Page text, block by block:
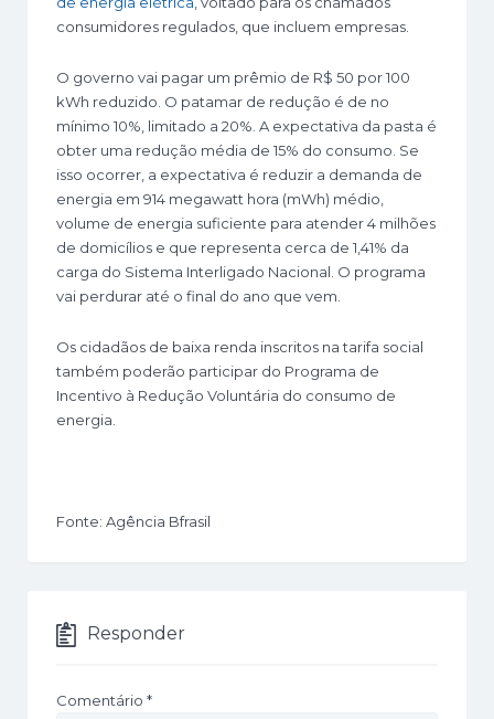
consumidores regulados, que incluem empresas.
O governo vai pagar um prêmio de R$ 50 por 100
kWh reduzido. O patamar de redução é de no
mínimo 10%, limitado a 20%. A expectativa da pasta é
obter uma redução média de 15% do consumo. Se
isso ocorrer, a expectativa é reduzir a demanda de
energia em 914 megawatt hora (mWh) médio,
volume de energia suficiente para atender 4 milhões
de domicílios e que representa cerca de 1,41% da
carga do Sistema Interligado Nacional. O programa
vai perdurar até o final do ano que vem.
Os cidadãos de baixa renda inscritos na tarifa social
também poderão participar do Programa de
Incentivo à Redução Voluntária do consumo de
energia.
Fonte: Agência Bfrasil
Responder
Comentário *